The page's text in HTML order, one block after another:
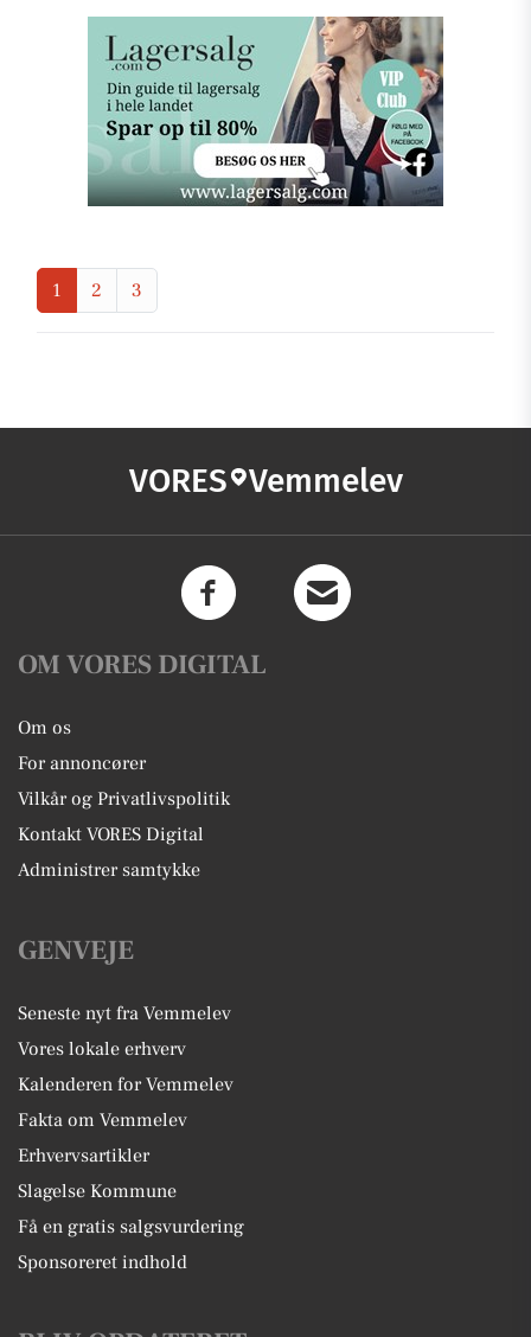
1 2 3
VORES Vemmelev
OM VORES DIGITAL
Om os
For annoncører
Vilkår og Privatlivspolitik
Kontakt VORES Digital
Administrer samtykke
GENVEJE
Seneste nyt fra Vemmelev
Vores lokale erhverv
Kalenderen for Vemmelev
Fakta om Vemmelev
Erhvervsartikler
Slagelse Kommune
Få en gratis salgsvurdering
Sponsoreret indhold